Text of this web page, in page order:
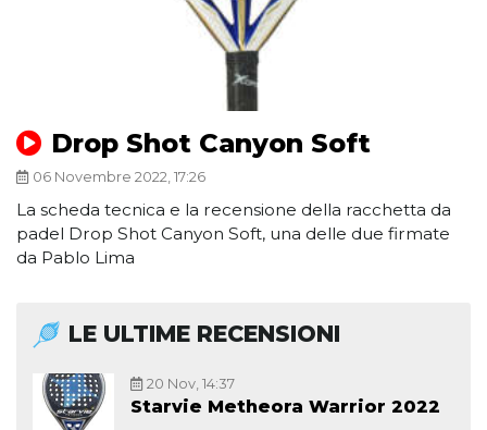
Drop Shot Canyon Soft
06 Novembre 2022, 17:26
La scheda tecnica e la recensione della racchetta da
padel Drop Shot Canyon Soft, una delle due firmate
da Pablo Lima
LE ULTIME RECENSIONI
20 Nov, 14:37
Starvie Metheora Warrior 2022